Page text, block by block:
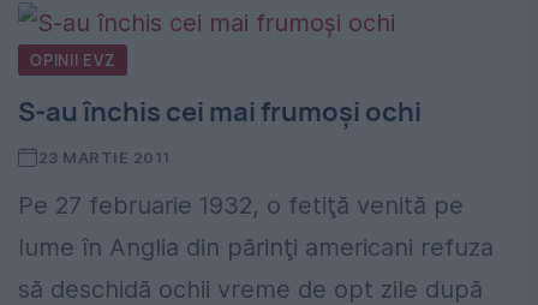
OPINII EVZ
S-au închis cei mai frumoși ochi
23 MARTIE 2011
Pe 27 februarie 1932, o fetiţă venită pe
lume în Anglia din părinţi americani refuza
să deschidă ochii vreme de opt zile după